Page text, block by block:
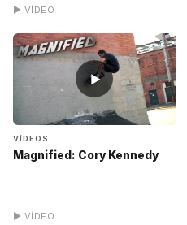
▶ VÍDEO
▶
VÍDEOS
Magnified: Cory Kennedy
▶ VÍDEO